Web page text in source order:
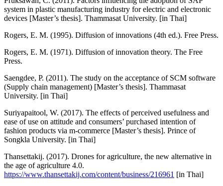
system in plastic manufacturing industry for electric and electronic
devices [Master’s thesis]. Thammasat University. [in Thai]
Rogers, E. M. (1995). Diffusion of innovations (4th ed.). Free Press.
Rogers, E. M. (1971). Diffusion of innovation theory. The Free
Press.
Saengdee, P. (2011). The study on the acceptance of SCM software
(Supply chain management) [Master’s thesis]. Thammasat
University. [in Thai]
Suriyapaitool, W. (2017). The effects of perceived usefulness and
ease of use on attitude and consumers’ purchased intention of
fashion products via m-commerce [Master’s thesis]. Prince of
Songkla University. [in Thai]
Thansettakij. (2017). Drones for agriculture, the new alternative in
the age of agriculture 4.0.
https://www.thansettakij.com/content/business/216961 [in Thai]